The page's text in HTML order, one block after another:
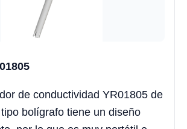
de conductividad YR01805 de
bolígrafo tiene un diseño